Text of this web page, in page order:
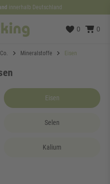
innerhalb Deutschland
1 bis 3 Werktage
0 0
Mineralstoffe Eisen
Eisen
Selen
Kalium